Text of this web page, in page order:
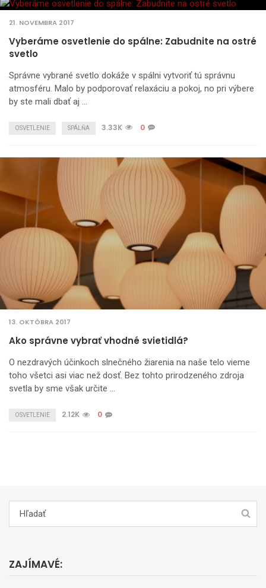
21. NOVEMBRA 2017
Vyberáme osvetlenie do spálne: Zabudnite na ostré
svetlo
Správne vybrané svetlo dokáže v spálni vytvoriť tú správnu
atmosféru. Malo by podporovať relaxáciu a pokoj, no pri výbere
by ste mali dbať aj …
OSVETLENIE SPÁLŇA 3.33K 0
13. OKTÓBRA 2017
Ako správne vybrať vhodné svietidlá?
O nezdravých účinkoch slnečného žiarenia na naše telo vieme
toho všetci asi viac než dosť. Bez tohto prirodzeného zdroja
svetla by sme však určite …
OSVETLENIE 2.12K 0
ZAJÍMAVÉ: